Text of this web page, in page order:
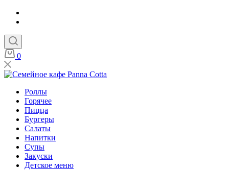
0
Роллы
Горячее
Пицца
Бургеры
Салаты
Напитки
Супы
Закуски
Детское меню